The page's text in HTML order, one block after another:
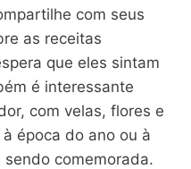
com seus
as receitas
que eles sintam
é interessante
com velas, flores e
época do ano ou à
comemorada.